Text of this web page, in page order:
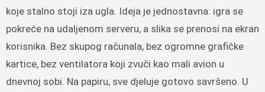
koje stalno stoji iza ugla. Ideja je jednostavna: igra se
pokreće na udaljenom serveru, a slika se prenosi na ekran
korisnika. Bez skupog računala, bez ogromne grafičke
kartice, bez ventilatora koji zvuči kao mali avion u
dnevnoj sobi. Na papiru, sve djeluje gotovo savršeno. U